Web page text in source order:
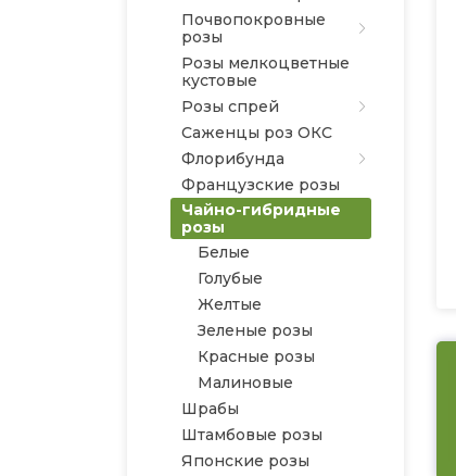
Почвопокровные
розы
Розы мелкоцветные
кустовые
Розы спрей
Саженцы роз ОКС
Флорибунда
Французские розы
Чайно-гибридные
розы
Белые
Голубые
Желтые
Зеленые розы
Красные розы
Малиновые
Шрабы
Штамбовые розы
Японские розы